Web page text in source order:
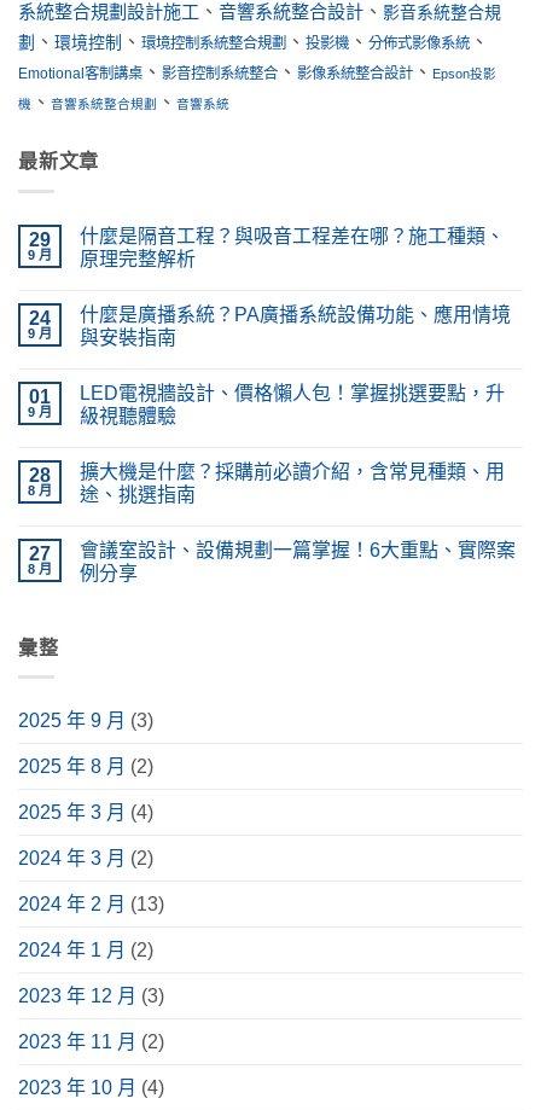
系統整合規劃設計施工 、 音響系統整合設計 、 影音系統整合規
劃 、 環境控制 、 環境控制系統整合規劃 、 投影機 、 分佈式影像系統 、
Emotional客制講桌 、 影音控制系統整合 、 影像系統整合設計 、 Epson投影
機 、 音響系統整合規劃 、 音響系統
最新文章
29
9 月
什麼是隔音工程？與吸音工程差在哪？施工種類、
原理完整解析
麼
是
隔
程？
與
吸
程
差
在
工
種
類、
留
言
24
9 月
什麼是廣播系統？PA廣播系統設備功能、應用情境
與安裝指南
是
廣
統？
PA
廣
統
設
備
裝
中
言
01
9 月
LED電視牆設計、價格懶人包！掌握挑選要點，升
級視聽體驗
電
視
牆
價
格
懶
升
聽
中
留
言
28
8 月
擴大機是什麼？採購前必讀介紹，含常見種類、用
途、挑選指南
大
機
是
紹，
見
用
挑
選
南〉
中
留
言
27
8 月
會議室設計、設備規劃一篇掌握！6大重點、實際案
例分享
規
篇
6
重
點、
際
案
分
享〉
彙整
2025 年 9 月 (3)
2025 年 8 月 (2)
2025 年 3 月 (4)
2024 年 3 月 (2)
2024 年 2 月 (13)
2024 年 1 月 (2)
2023 年 12 月 (3)
2023 年 11 月 (2)
2023 年 10 月 (4)